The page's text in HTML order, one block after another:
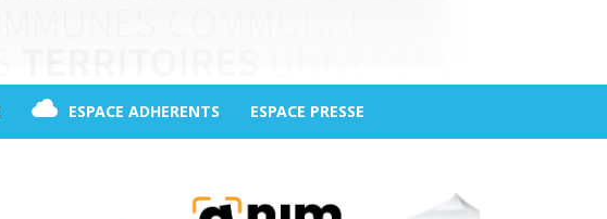
ESPACE ADHERENTS ESPACE PRESSE